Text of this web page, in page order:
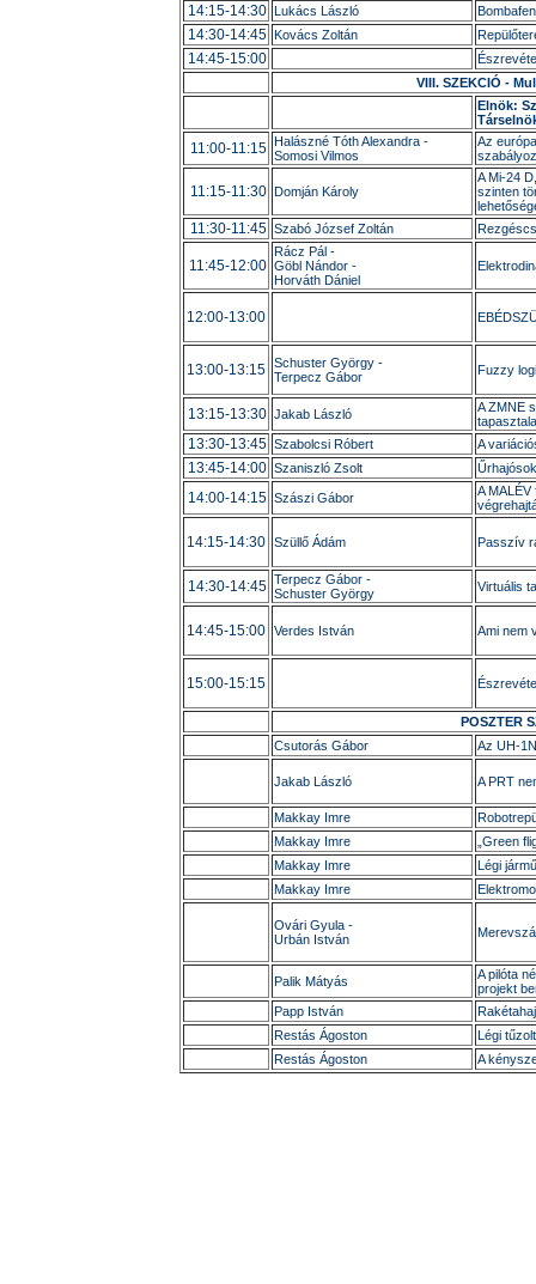
14:15-14:30 Lukács László
14:30-14:45 Kovács Zoltán
14:45-15:00
VIII. SZEKCIÓ -
Elnök:
11:00-11:15 Halászné Tóth Alexandra -
Somosi Vilmos
Az
11:15-11:30 Domján Károly
A Mi-24
szinten
11:30-11:45 Szabó József Zoltán
11:45-12:00
Rácz Pál -
Göbl Nándor -
Horváth Dániel
12:00-13:00
13:00-13:15
Schuster György -
Terpecz Gábor
Fuzzy
13:15-13:30 Jakab László
A ZMNE
13:30-13:45 Szabolcsi Róbert A
13:45-14:00 Szaniszló Zsolt
14:00-14:15 Szászi Gábor
A
14:15-14:30 Szüllő Ádám Passzív
14:30-14:45 Terpecz Gábor -
Schuster György
Virtuális
14:45-15:00 Verdes István Ami nem
15:00-15:15
POSZTER
Csutorás Gábor
Az UH-
Jakab László A PRT
Makkay Imre
Makkay Imre
„Green
Makkay Imre
Légi
Makkay Imre
Ovári Gyula -
Urbán István
Palik Mátyás
A pilóta
projekt
Papp István
Restás Ágoston
Légi
Restás Ágoston
A